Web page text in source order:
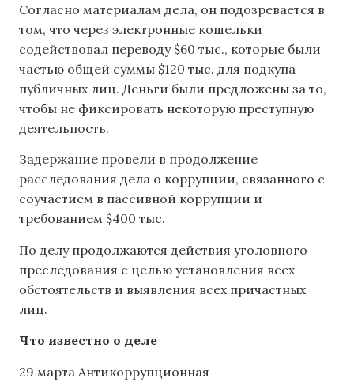
Согласно материалам дела, он подозревается в
том, что через электронные кошельки
содействовал переводу $60 тыс., которые были
частью общей суммы $120 тыс. для подкупа
публичных лиц. Деньги были предложены за то,
чтобы не фиксировать некоторую преступную
деятельность.
Задержание провели в продолжение
расследования дела о коррупции, связанного с
соучастием в пассивной коррупции и
требованием $400 тыс.
По делу продолжаются действия уголовного
преследования с целью установления всех
обстоятельств и выявления всех причастных
лиц.
Что известно о деле
29 марта Антикоррупционная